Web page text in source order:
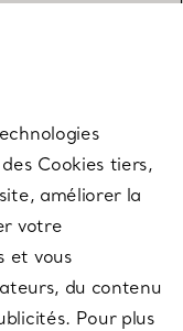
Cookies tiers,
améliorer la
votre
et vous
du contenu
Pour plus